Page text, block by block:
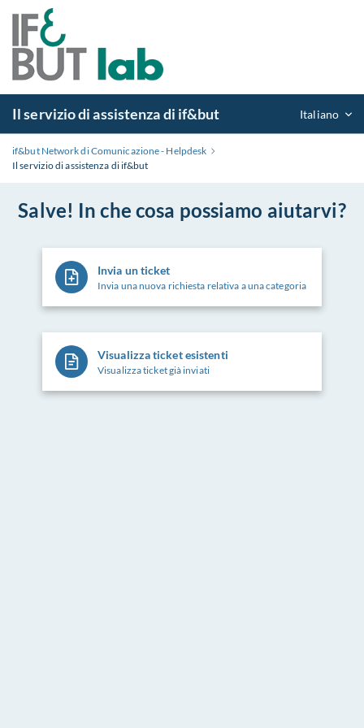
Il servizio di assistenza di if&but Italiano
if&but Network di Comunicazione - Helpdesk
Il servizio di assistenza di if&but
Salve! In che cosa possiamo aiutarvi?
Invia un ticket
Invia una nuova richiesta relativa a una categoria
Visualizza ticket esistenti
Visualizza ticket già inviati